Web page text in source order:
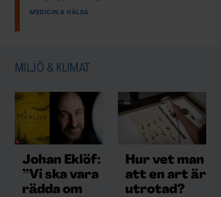
MEDICIN & HÄLSA
MILJÖ & KLIMAT
Johan Eklöf:
”Vi ska vara
rädda om
Hur vet man
att en art är
utrotad?